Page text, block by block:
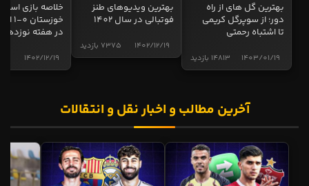
بهترین گل های از راه
دور؛ از سوپرگل کریمی
تا اشتباه رحمتی
14813 بازدید 1403/01/19
بهترین ویدیوهای طنز
فوتبالی در سال 1402
7375 بازدید 1402/12/19
خلاصه بازی
در هفته نوزدهم
1402/12/19
آخرین مطالب و اخبار نقل و انتقالات